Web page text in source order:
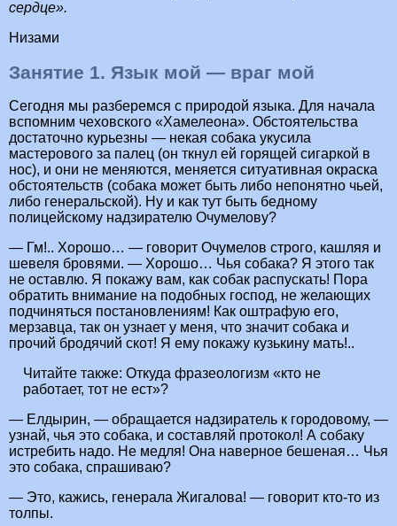
сердце».
Низами
Занятие 1. Язык мой — враг мой
Сегодня мы разберемся с природой языка. Для начала
вспомним чеховского «Хамелеона». Обстоятельства
достаточно курьезны — некая собака укусила
мастерового за палец (он ткнул ей горящей сигаркой в
нос), и они не меняются, меняется ситуативная окраска
обстоятельств (собака может быть либо непонятно чьей,
либо генеральской). Ну и как тут быть бедному
полицейскому надзирателю Очумелову?
— Гм!.. Хорошо… — говорит Очумелов строго, кашляя и
шевеля бровями. — Хорошо… Чья собака? Я этого так
не оставлю. Я покажу вам, как собак распускать! Пора
обратить внимание на подобных господ, не желающих
подчиняться постановлениям! Как оштрафую его,
мерзавца, так он узнает у меня, что значит собака и
прочий бродячий скот! Я ему покажу кузькину мать!..
Читайте также: Откуда фразеологизм «кто не
работает, тот не ест»?
— Елдырин, — обращается надзиратель к городовому, —
узнай, чья это собака, и составляй протокол! А собаку
истребить надо. Не медля! Она наверное бешеная… Чья
это собака, спрашиваю?
— Это, кажись, генерала Жигалова! — говорит кто-то из
толпы.